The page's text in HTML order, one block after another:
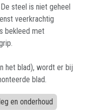
steel is niet geheel
veerkrachtig
bekleed met
het blad), wordt er bij
blad.
en onderhoud